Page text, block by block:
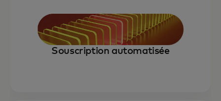
Souscription automatisée